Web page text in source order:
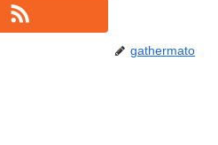
gathermato